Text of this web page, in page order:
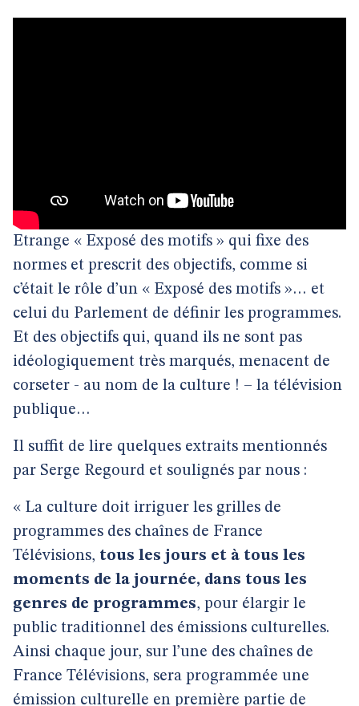
Etrange « Exposé des motifs » qui fixe des
normes et prescrit des objectifs, comme si
c’était le rôle d’un « Exposé des motifs »… et
celui du Parlement de définir les programmes.
Et des objectifs qui, quand ils ne sont pas
idéologiquement très marqués, menacent de
corseter - au nom de la culture ! – la télévision
publique…
Il suffit de lire quelques extraits mentionnés
par Serge Regourd et soulignés par nous :
« La culture doit irriguer les grilles de
programmes des chaînes de France
Télévisions, tous les jours et à tous les
moments de la journée, dans tous les
genres de programmes, pour élargir le
public traditionnel des émissions culturelles.
Ainsi chaque jour, sur l’une des chaînes de
France Télévisions, sera programmée une
émission culturelle en première partie de